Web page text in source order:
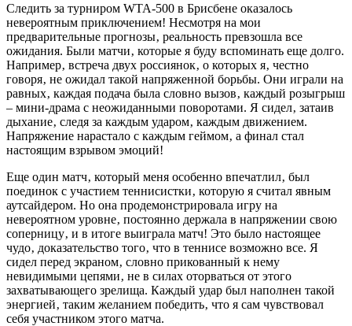
Следить за турниром WTA-500 в Брисбене оказалось
невероятным приключением! Несмотря на мои
предварительные прогнозы‚ реальность превзошла все
ожидания. Были матчи‚ которые я буду вспоминать еще долго.
Например‚ встреча двух россиянок‚ о которых я‚ честно
говоря‚ не ожидал такой напряженной борьбы. Они играли на
равных‚ каждая подача была словно вызов‚ каждый розыгрыш
– мини-драма с неожиданными поворотами. Я сидел‚ затаив
дыхание‚ следя за каждым ударом‚ каждым движением.
Напряжение нарастало с каждым геймом‚ а финал стал
настоящим взрывом эмоций!
Еще один матч‚ который меня особенно впечатлил‚ был
поединок с участием теннисистки‚ которую я считал явным
аутсайдером. Но она продемонстрировала игру на
невероятном уровне‚ постоянно держала в напряжении свою
соперницу‚ и в итоге выиграла матч! Это было настоящее
чудо‚ доказательство того‚ что в теннисе возможно все. Я
сидел перед экраном‚ словно прикованный к нему
невидимыми цепями‚ не в силах оторваться от этого
захватывающего зрелища. Каждый удар был наполнен такой
энергией‚ таким желанием победить‚ что я сам чувствовал
себя участником этого матча.